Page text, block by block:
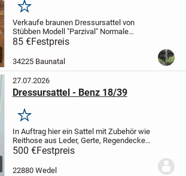
Merken
Verkaufe braunen Dressursattel von
Stübben Modell "Parzival" Normale
Sitzfläche, Kammer 30,5
Sattelblätter wurden vom Sattler
teilerneuert
85 €Festpreis
34225 Baunatal
27.07.2026
Dressursattel - Benz 18/39
Merken
In Auftrag hier ein Sattel mit Zubehör wie
Reithose aus Leder, Gerte, Regendecke
und Putzkasten.Der Sattel ist inklusive
zwei Satteldecken, Steigbügeln, Gurten
sowie einem Sattelhalter.
500 €Festpreis
22880 Wedel